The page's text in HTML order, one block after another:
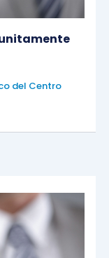
del Centro